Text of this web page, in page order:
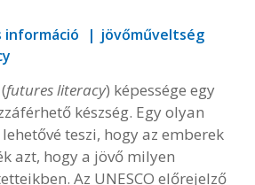
információ
jövőműveltség
futures literacy) képessége egy
készség. Egy olyan
teszi, hogy az emberek
azt, hogy a jövő milyen
Az UNESCO előrejelző